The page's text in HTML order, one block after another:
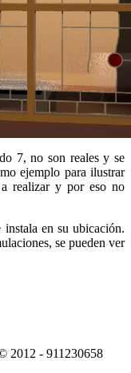
7, no son reales y se
ejemplo para ilustrar
realizar y por eso no
en su ubicación.
se pueden ver
2012 - 911230658